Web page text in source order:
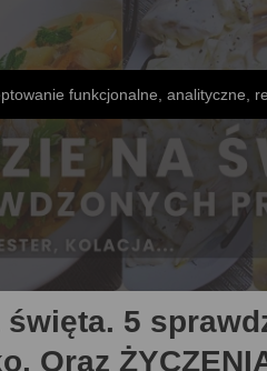
funkcjonalne, analityczne,
święta. 5
Oraz